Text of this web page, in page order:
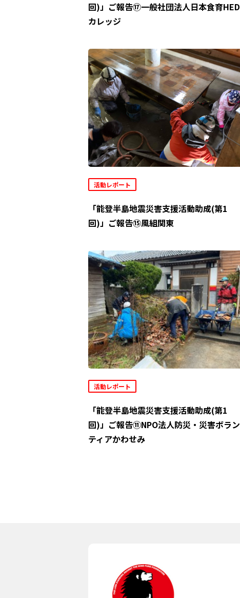
回)」ご報告⑰一般社団法人日本食育HED
カレッジ
活動レポート
「能登半島地震災害支援活動助成(第1
回)」ご報告⑮風組関東
活動レポート
「能登半島地震災害支援活動助成(第1
回)」ご報告⑪NPO法人防災・災害ボラン
ティアかわせみ